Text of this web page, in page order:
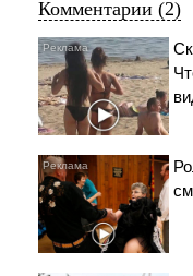
Комментарии (2)